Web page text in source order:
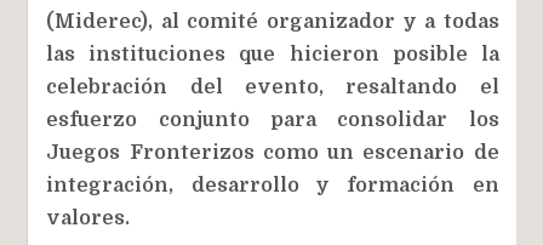
(Miderec), al comité organizador y a todas
las instituciones que hicieron posible la
celebración del evento, resaltando el
esfuerzo conjunto para consolidar los
Juegos Fronterizos como un escenario de
integración, desarrollo y formación en
valores.